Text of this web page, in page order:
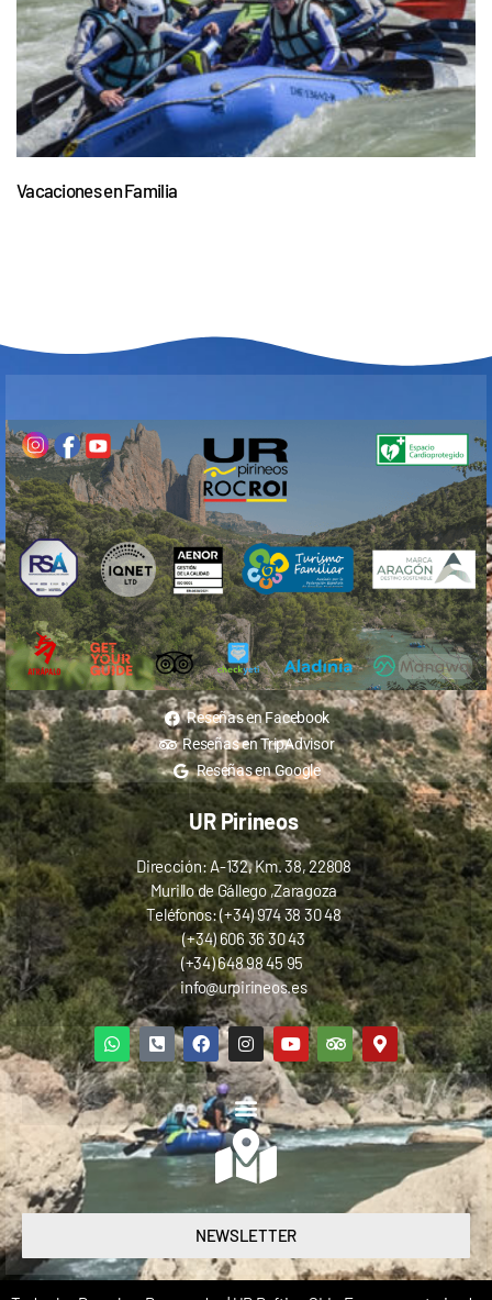
Vacaciones en Familia
Reseñas en Facebook
Reseñas en TripAdvisor
Reseñas en Google
UR Pirineos
Dirección: A-132, Km. 38, 22808
Murillo de Gállego ,Zaragoza
Teléfonos: (+34) 974 38 30 48
(+34) 606 36 30 43
(+34) 648 98 45 95
info@urpirineos.es
NEWSLETTER